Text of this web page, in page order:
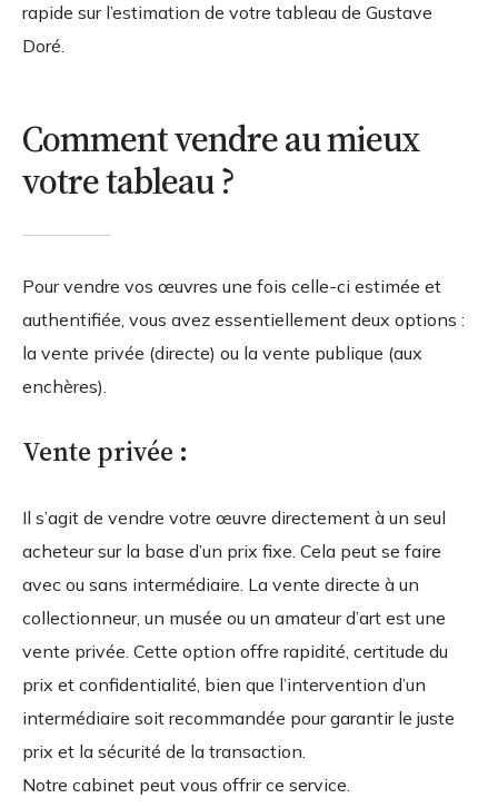
rapide sur l’estimation de votre tableau de Gustave
Doré.
Comment vendre au mieux
votre tableau ?
Pour vendre vos œuvres une fois celle-ci estimée et
authentifiée, vous avez essentiellement deux options :
la vente privée (directe) ou la vente publique (aux
enchères).
Vente privée :
Il s’agit de vendre votre œuvre directement à un seul
acheteur sur la base d’un prix fixe. Cela peut se faire
avec ou sans intermédiaire. La vente directe à un
collectionneur, un musée ou un amateur d’art est une
vente privée. Cette option offre rapidité, certitude du
prix et confidentialité, bien que l’intervention d’un
intermédiaire soit recommandée pour garantir le juste
prix et la sécurité de la transaction.
Notre cabinet peut vous offrir ce service.